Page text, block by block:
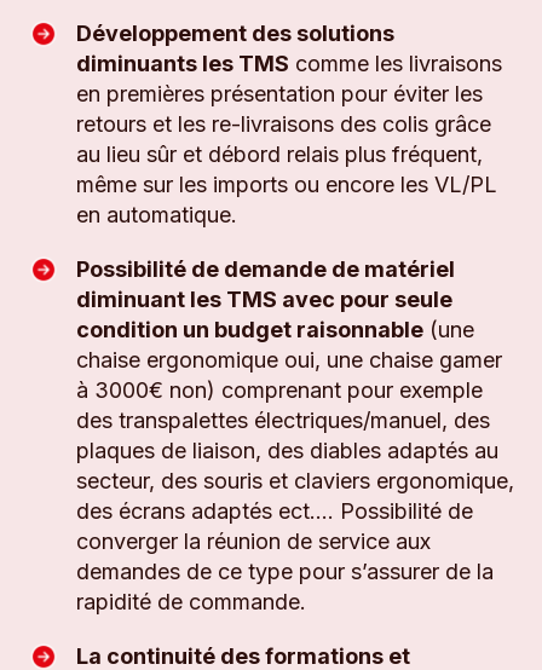
Développement des solutions
diminuants les TMS comme les livraisons
en premières présentation pour éviter les
retours et les re-livraisons des colis grâce
au lieu sûr et débord relais plus fréquent,
même sur les imports ou encore les VL/PL
en automatique.
Possibilité de demande de matériel
diminuant les TMS avec pour seule
condition un budget raisonnable (une
chaise ergonomique oui, une chaise gamer
à 3000€ non) comprenant pour exemple
des transpalettes électriques/manuel, des
plaques de liaison, des diables adaptés au
secteur, des souris et claviers ergonomique,
des écrans adaptés ect…. Possibilité de
converger la réunion de service aux
demandes de ce type pour s’assurer de la
rapidité de commande.
La continuité des formations et